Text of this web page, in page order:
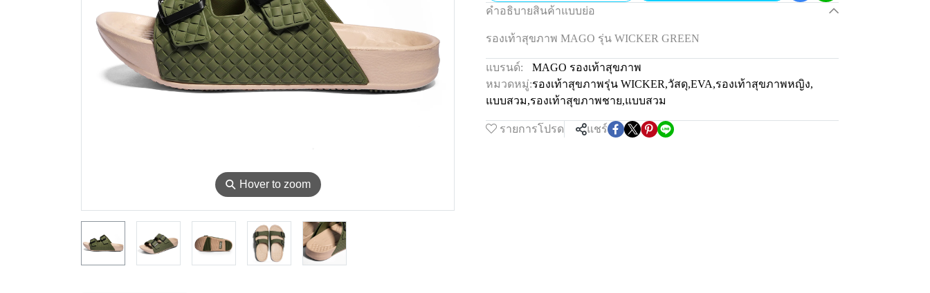
⚲ Hover to zoom
คำอธิบายสินค้าแบบย่อ
รองเท้าสุขภาพ MAGO รุ่น WICKER GREEN
แบรนด์:
MAGO รองเท้าสุขภาพ
หมวดหมู่:รองเท้าสุขภาพรุ่น WICKER,วัสดุ,EVA,รองเท้าสุขภาพหญิง,
แบบสวม,รองเท้าสุขภาพชาย,แบบสวม
รายการโปรด แชร์